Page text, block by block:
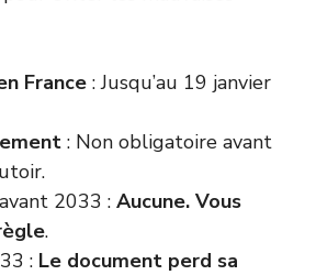
France : Jusqu’au 19 janvier
: Non obligatoire avant
2033 : Aucune. Vous
.
: Le document perd sa